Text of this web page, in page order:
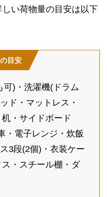
い荷物量の目安は以下
目安
可)・洗濯機(ドラム
ド・マットレス・
・サイドボード
・電子レンジ・炊飯
3段(2個)・衣装ケー
・スチール棚・ダ